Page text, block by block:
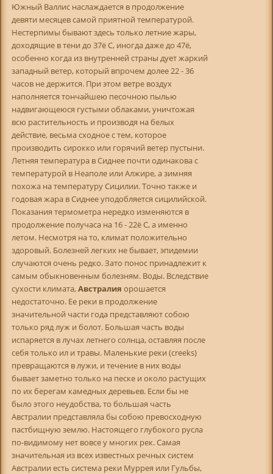
Южный Валлис наслаждается в продолжение
девяти месяцев самой приятной температурой.
Нестерпимы бывают здесь только летние жары,
доходящие в тени до 37ё С, иногда даже до 47ё,
особенно когда из внутренней страны дует жаркий
западный ветер, который впрочем долее 22 - 36
часов не держится. При этом ветре воздух
наполняется тончайшею песочною пылью
надвигающеюся густыми облаками, уничтожая
всю растительность и производя на белых
действие, весьма сходное с тем, которое
производить сирокко или горячий ветер пустыни.
Летняя температура в Сиднее почти одинакова с
температурой в Неаполе или Алжире, а зимняя
похожа на температуру Сицилии. Точно также и
годовая жара в Сиднее уподобляется сицилийской.
Показания термометра нередко изменяются в
продолжение получаса на 16 - 22ё С, а именно
летом. Несмотря на то, климат положительно
здоровый. Болезней легких не бывает, эпидемии
случаются очень редко. Зато понос принадлежит к
самым обыкновенным болезням. Воды. Вследствие
сухости климата,Австралия орошается
недостаточно. Ее реки в продолжение
значительной части года представляют собою
только ряд луж и болот. Большая часть воды
испаряется в лучах летнего солнца, оставляя после
себя только ил и травы. Маленькие реки (creeks)
превращаются в лужи, и течение в них воды
бывает заметно только на песке и около растущих
по их берегам камедных деревьев. Если бы не
было этого неудобства, то большая часть
Австралии представляла бы собою превосходную
пастбищную землю. Настоящего глубокого русла
по-видимому нет вовсе у многих рек. Самая
значительная из всех известных речных систем
Австралии есть система реки Муррея или Гульбы,